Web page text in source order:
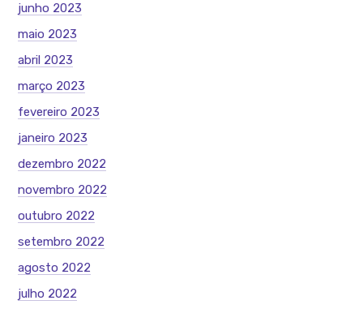
junho 2023
maio 2023
abril 2023
março 2023
fevereiro 2023
janeiro 2023
dezembro 2022
novembro 2022
outubro 2022
setembro 2022
agosto 2022
julho 2022